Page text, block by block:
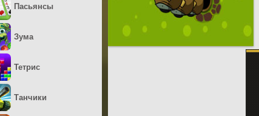
Пасьянсы
Зума
Тетрис
Танчики